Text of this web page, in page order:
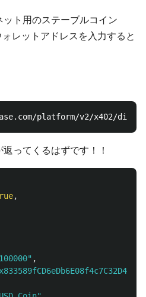
ト用のステーブルコイン
レットアドレスを入力すると
platform/v2/x402/
ってくるはずです！！
,
,